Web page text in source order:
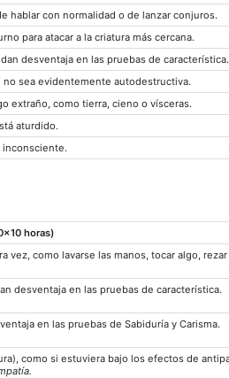
hablar con normalidad o de lanzar conjuros.
para atacar a la criatura más cercana.
desventaja en las pruebas de característica.
sea evidentemente autodestructiva.
extraño, como tierra, cieno o vísceras.
aturdido.
inconsciente.
horas)
como lavarse las manos, tocar algo,
desventaja en las pruebas de característica.
en las pruebas de Sabiduría y Carisma.
como si estuviera bajo los efectos de